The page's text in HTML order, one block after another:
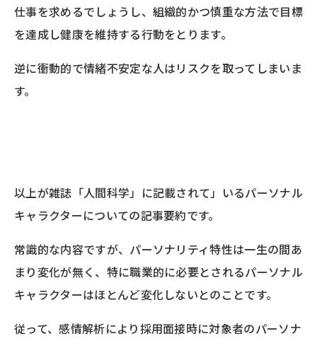
仕事を求めるでしょうし、組織的かつ慎重な方法で目標
を達成し健康を維持する行動をとります。
逆に衝動的で情緒不安定な人はリスクを取ってしまいま
す。
以上が雑誌「人間科学」に記載されて」いるパーソナル
キャラクターについての記事要約です。
常識的な内容ですが、パーソナリティ特性は一生の間あ
まり変化が無く、特に職業的に必要とされるパーソナル
キャラクターはほとんど変化しないとのことです。
従って、感情解析により採用面接時に対象者のパーソナ